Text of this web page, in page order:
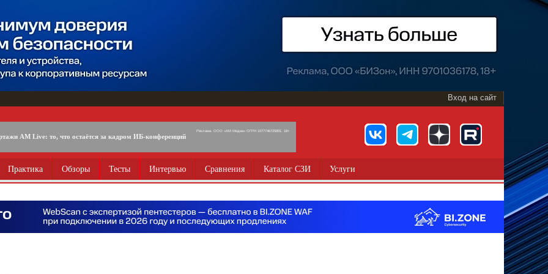
Вход на сайт
AM Live: то, что остаётся за кадром ИБ-конференций
Реклама. ООО «АМ Медиа» ОГРН 1077746725891, 18+
Практика Обзоры Тесты Интервью Сравнения Каталог СЗИ Услуги